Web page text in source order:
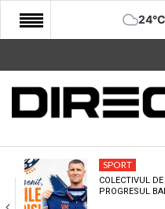
24°C
START
COMUNITATE
CULTURA
ECONOMIE
SPORT
COLECTIVUL
PROGRESUL